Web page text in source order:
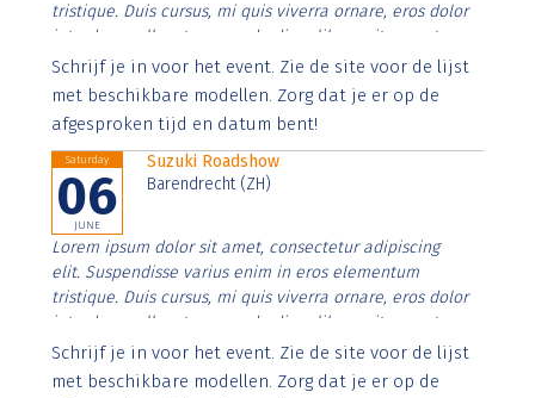
tristique. Duis cursus, mi quis viverra ornare, eros dolor
interdum nulla, ut commodo diam libero vitae erat.
Aenean faucibus nibh et justo cursus id rutrum lorem
imperdiet. Nunc ut sem vitae risus tristique posuere.
Schrijf je in voor het event. Zie de site voor de lijst
met beschikbare modellen. Zorg dat je er op de
afgesproken tijd en datum bent!
Saturday
06
JUNE
Suzuki Roadshow
Barendrecht (ZH)
Lorem ipsum dolor sit amet, consectetur adipiscing
elit. Suspendisse varius enim in eros elementum
tristique. Duis cursus, mi quis viverra ornare, eros dolor
interdum nulla, ut commodo diam libero vitae erat.
Aenean faucibus nibh et justo cursus id rutrum lorem
imperdiet. Nunc ut sem vitae risus tristique posuere.
Schrijf je in voor het event. Zie de site voor de lijst
met beschikbare modellen. Zorg dat je er op de